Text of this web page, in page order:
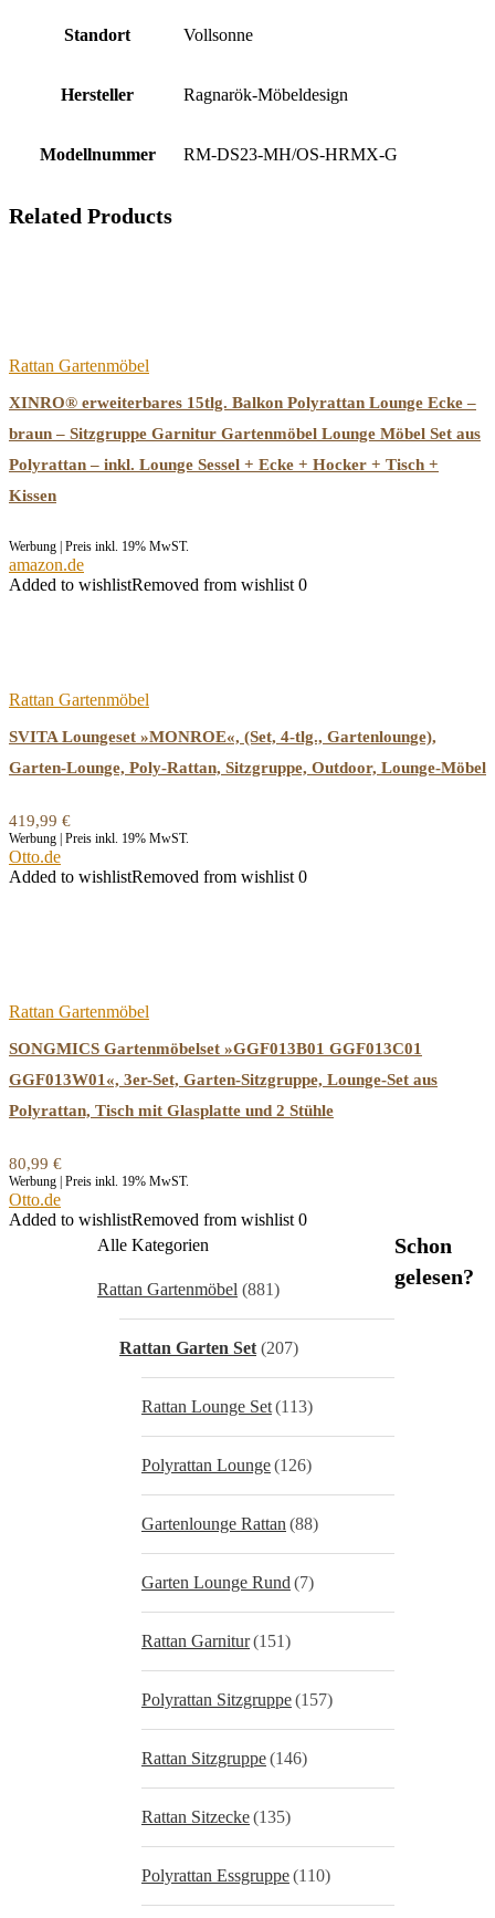
Standort ‎Vollsonne
Hersteller ‎Ragnarök-Möbeldesign
Modellnummer ‎RM-DS23-MH/OS-HRMX-G
Related Products
Rattan Gartenmöbel
XINRO® erweiterbares 15tlg. Balkon Polyrattan Lounge Ecke –
braun – Sitzgruppe Garnitur Gartenmöbel Lounge Möbel Set aus
Polyrattan – inkl. Lounge Sessel + Ecke + Hocker + Tisch +
Kissen
Werbung | Preis inkl. 19% MwST.
amazon.de
Added to wishlistRemoved from wishlist 0
Rattan Gartenmöbel
SVITA Loungeset »MONROE«, (Set, 4-tlg., Gartenlounge),
Garten-Lounge, Poly-Rattan, Sitzgruppe, Outdoor, Lounge-Möbel
419,99 €
Werbung | Preis inkl. 19% MwST.
Otto.de
Added to wishlistRemoved from wishlist 0
Rattan Gartenmöbel
SONGMICS Gartenmöbelset »GGF013B01 GGF013C01
GGF013W01«, 3er-Set, Garten-Sitzgruppe, Lounge-Set aus
Polyrattan, Tisch mit Glasplatte und 2 Stühle
80,99 €
Werbung | Preis inkl. 19% MwST.
Otto.de
Added to wishlistRemoved from wishlist 0
Alle Kategorien
Rattan Gartenmöbel (881)
Rattan Garten Set (207)
Rattan Lounge Set(113)
Polyrattan Lounge(126)
Gartenlounge Rattan (88)
Garten Lounge Rund (7)
Rattan Garnitur(151)
Polyrattan Sitzgruppe(157)
Rattan Sitzgruppe(146)
Rattan Sitzecke(135)
Polyrattan Essgruppe(110)
Schon
gelesen?